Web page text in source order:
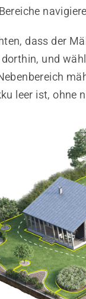
dass der
und
leer ist, ohne